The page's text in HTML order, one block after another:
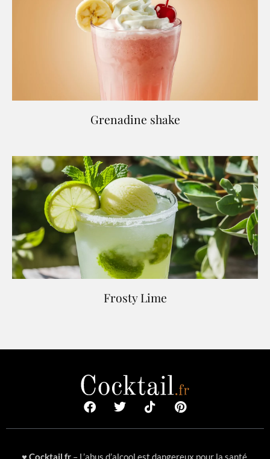
Grenadine shake
Frosty Lime
♥ Cocktail.fr– L’abus d’alcool est dangereux pour la santé,